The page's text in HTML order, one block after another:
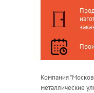
Компания
металлические